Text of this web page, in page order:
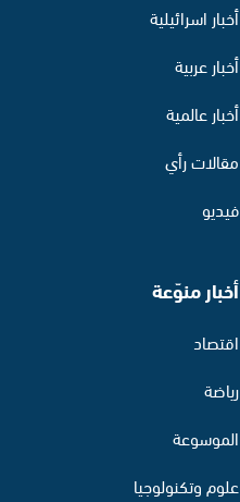
أخبار اسرائيلية
أخبار عربية
أخبار عالمية
مقالات رأي
فيديو
أخبار منوّعة
اقتصاد
رياضة
الموسوعة
علوم وتكنولوجيا